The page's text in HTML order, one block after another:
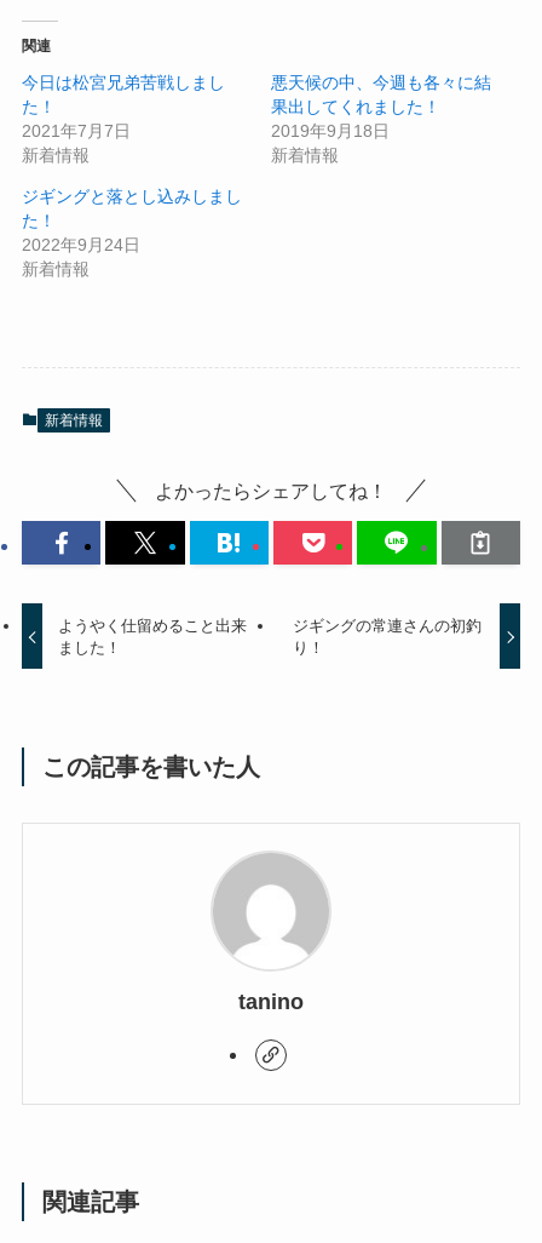
関連
今日は松宮兄弟苦戦しまし
た！
2021年7月7日
新着情報
悪天候の中、今週も各々に結
果出してくれました！
2019年9月18日
新着情報
ジギングと落とし込みしまし
た！
2022年9月24日
新着情報
新着情報
よかったらシェアしてね！
ようやく仕留めること出来
ました！
ジギングの常連さんの初釣
り！
この記事を書いた人
tanino
関連記事